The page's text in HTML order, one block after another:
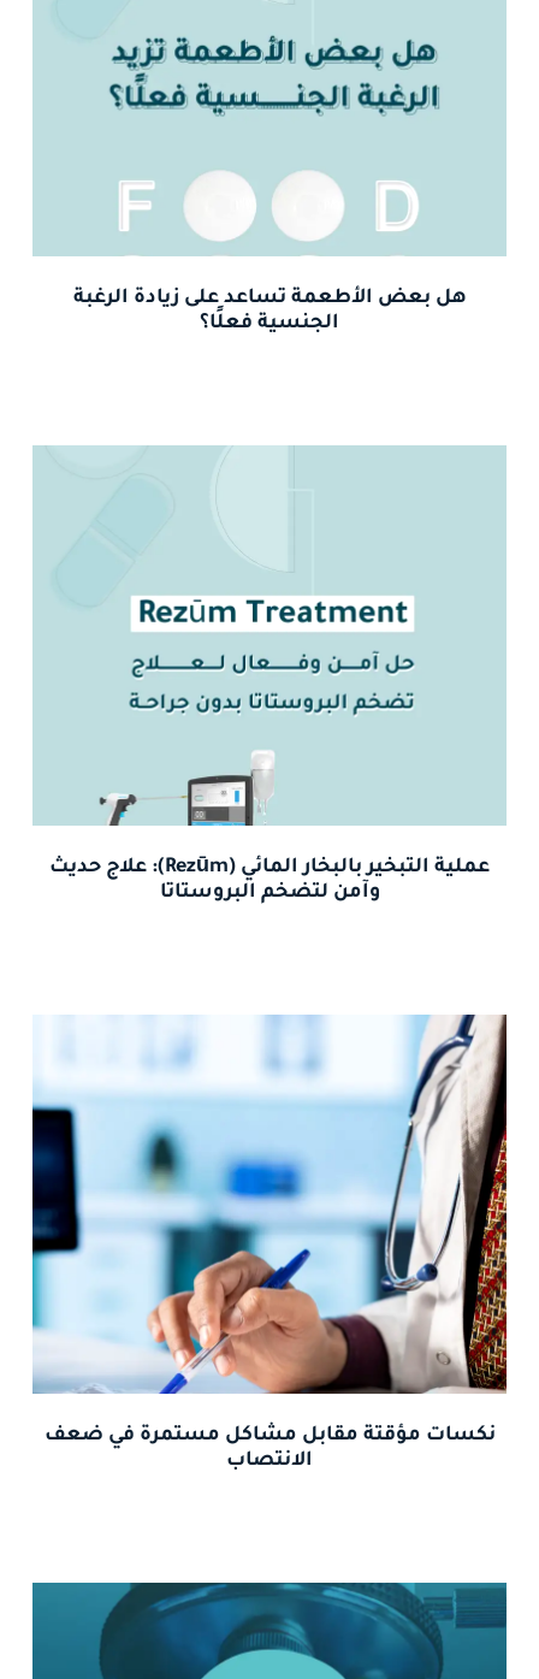
هل بعض الأطعمة تساعد على زيادة الرغبة
الجنسية فعلًا؟
عملية التبخير بالبخار المائي (Rezūm): علاج حديث
وآمن لتضخم البروستاتا
نكسات مؤقتة مقابل مشاكل مستمرة في ضعف
الانتصاب